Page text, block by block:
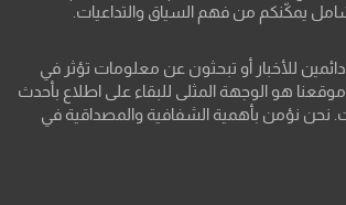
يمكّنكم من فهم السياق والتداعيات.
للأخبار أو تبحثون عن معلومات تؤثر في
موقعنا هو الوجهة المثلى للبقاء على اطلاع بأحدث
نحن نؤمن بأهمية الشفافية والمصداقية في